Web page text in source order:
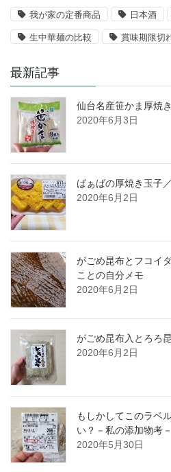
我が家の定番商品 日本酒
生中華麺の比較 賞味期限切
最新記事
仙台名産笹かま厚焼
2020年6月3日
ばぁばの厚焼き玉子
2020年6月2日
がごめ昆布とフコイ
ことの自分メモ
2020年6月2日
がごめ昆布入とろろ
2020年6月2日
もしかしてこのラベ
い？－私の添加物考－
2020年5月30日